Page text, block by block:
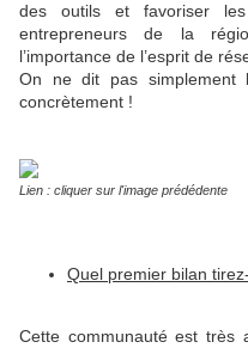
des outils et favoriser
entrepreneurs de la
l’importance de l’esprit de
On ne dit pas
concrètement !
Lien : cliquer sur l'image prédédente
Quel premier bilan
Cette communauté est très